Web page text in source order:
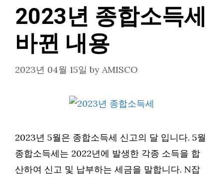
2023년 종합소득세
바뀐 내용
2023년 04월 15일 by AMISCO
2023년 5월은 종합소득세 신고의 달 입니다. 5월
종합소득세는 2022년에 발생한 각종 소득을 합
산하여 신고 및 납부하는 세금을 말합니다. N잡